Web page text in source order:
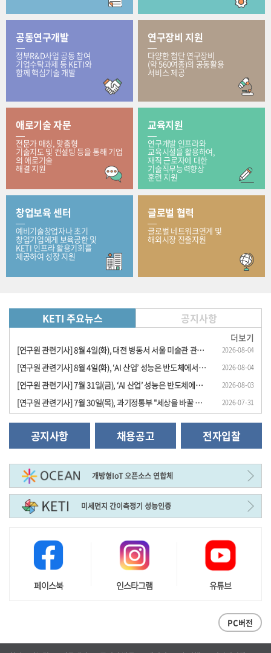
공동연구개발
정부R&D사업 공동 참여
기업수탁과제 등 KETI와
함께 핵심기술 개발
연구장비 지원
다양한 첨단 연구장비
(약 560여종)의 공동활용
서비스 제공
애로기술 자문
전문가 매칭, 맞춤형
기술지도 및 컨설팅 등을 통해 기업
의 애로기술
해결 지원
교육지원
연구개발 인프라와
교육시설을 활용하여,
재직 근로자에 대한
기술직무능력향상
훈련 지원
창업보육 센터
예비기술창업자나 초기
창업기업에게 보육공한 및
KETI 인프라 활용기회를
제공하여 성장 지원
글로벌 협력
글로벌 네트워크연계 및
해외시장 진출지원
KETI 주요뉴스
[연구원 관련기사] 8월 4일(화), 대전 병동서 서울 미술관 관람… KETI, 로봇 이용 원격 문.. 2026-08-04
[연구원 관련기사] 8월 4일(화), ‘AI 산업’ 성능은 반도체에서, 경쟁력은 전동 시스템.. 2026-08-04
[연구원 관련기사] 7월 31일(금), ‘AI 산업’ 성능은 반도체에서, 경쟁력은 전동 시스템.. 2026-08-03
[연구원 관련기사] 7월 30일(목), 과기정통부 "세상을 바꿀 원천기술 과제 24개 선정", .. 2026-07-31
더보기
공지사항
공지사항 채용공고 전자입찰
개방형IoT 오픈소스 연합체
미세먼지 간이측정기 성능인증
페이스북 인스타그램 유튜브
PC버전